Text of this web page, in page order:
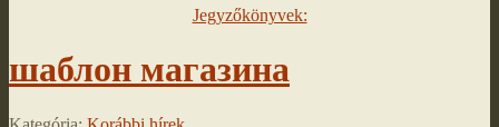
Jegyzőkönyvek:
шаблон магазина